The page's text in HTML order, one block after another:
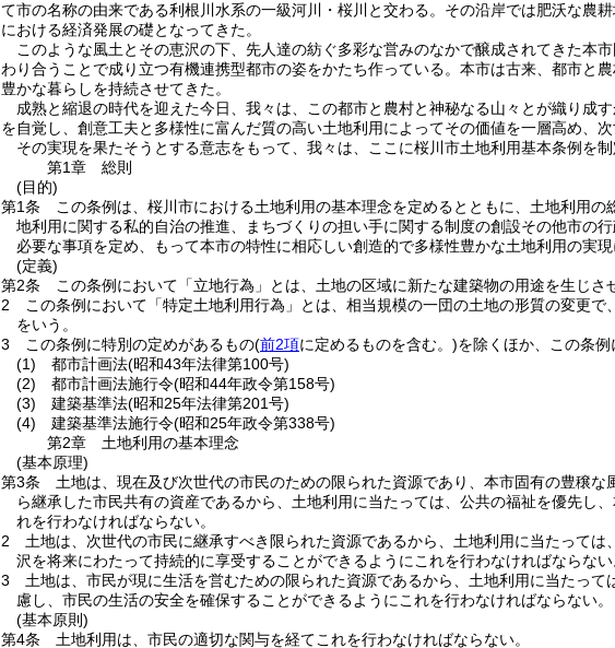
て市の名称の由来である利根川水系の一級河川・桜川と交わる。その沿岸では肥沃な農
における経済発展の礎となってきた。
このような風土とその恵沢の下、先人達の紡ぐ多彩な営みのなかで醸成されてきた本
わり合うことで成り立つ有機連携型都市の姿をかたち作っている。本市は古来、都市と
豊かな暮らしを持続させてきた。
成熟と縮退の時代を迎えた今日、我々は、この都市と農村と神秘なる山々とが織り成
を自覚し、創意工夫と多様性に富んだ質の高い土地利用によってその価値を一層高め、
その実現を果たそうとする意志をもって、我々は、ここに桜川市土地利用基本条例を制
第1章
総則
(目的)
第1条
この条例は、桜川市における土地利用の基本理念を定めるとともに、土地利用
地利用に関する私的自治の推進、まちづくりの担い手に関する制度の創設その他市の
必要な事項を定め、もって本市の特性に相応しい創造的で多様性豊かな土地利用の実現
(定義)
第2条
この条例において「立地行為」とは、土地の区域に新たな建築物の用途を生じさ
2
この条例において「特定土地利用行為」とは、相当規模の一団の土地の形質の変更
をいう。
3
この条例に特別の定めがあるもの(前2項に定めるものを含む。)を除くほか、この条例
(1)
都市計画法(昭和43年法律第100号)
(2)
都市計画法施行令(昭和44年政令第158号)
(3)
建築基準法(昭和25年法律第201号)
(4)
建築基準法施行令(昭和25年政令第338号)
第2章
土地利用の基本理念
(基本原理)
第3条
土地は、現在及び次世代の市民のための限られた資源であり、本市固有の豊穣
ら継承した市民共有の資産であるから、土地利用に当たっては、公共の福祉を優先し
れを行わなければならない。
2
土地は、次世代の市民に継承すべき限られた資源であるから、土地利用に当たって
沢を将来にわたって持続的に享受することができるようにこれを行わなければならない
3
土地は、市民が現に生活を営むための限られた資源であるから、土地利用に当たっ
慮し、市民の生活の安全を確保することができるようにこれを行わなければならない。
(基本原則)
第4条
土地利用は、市民の適切な関与を経てこれを行わなければならない。